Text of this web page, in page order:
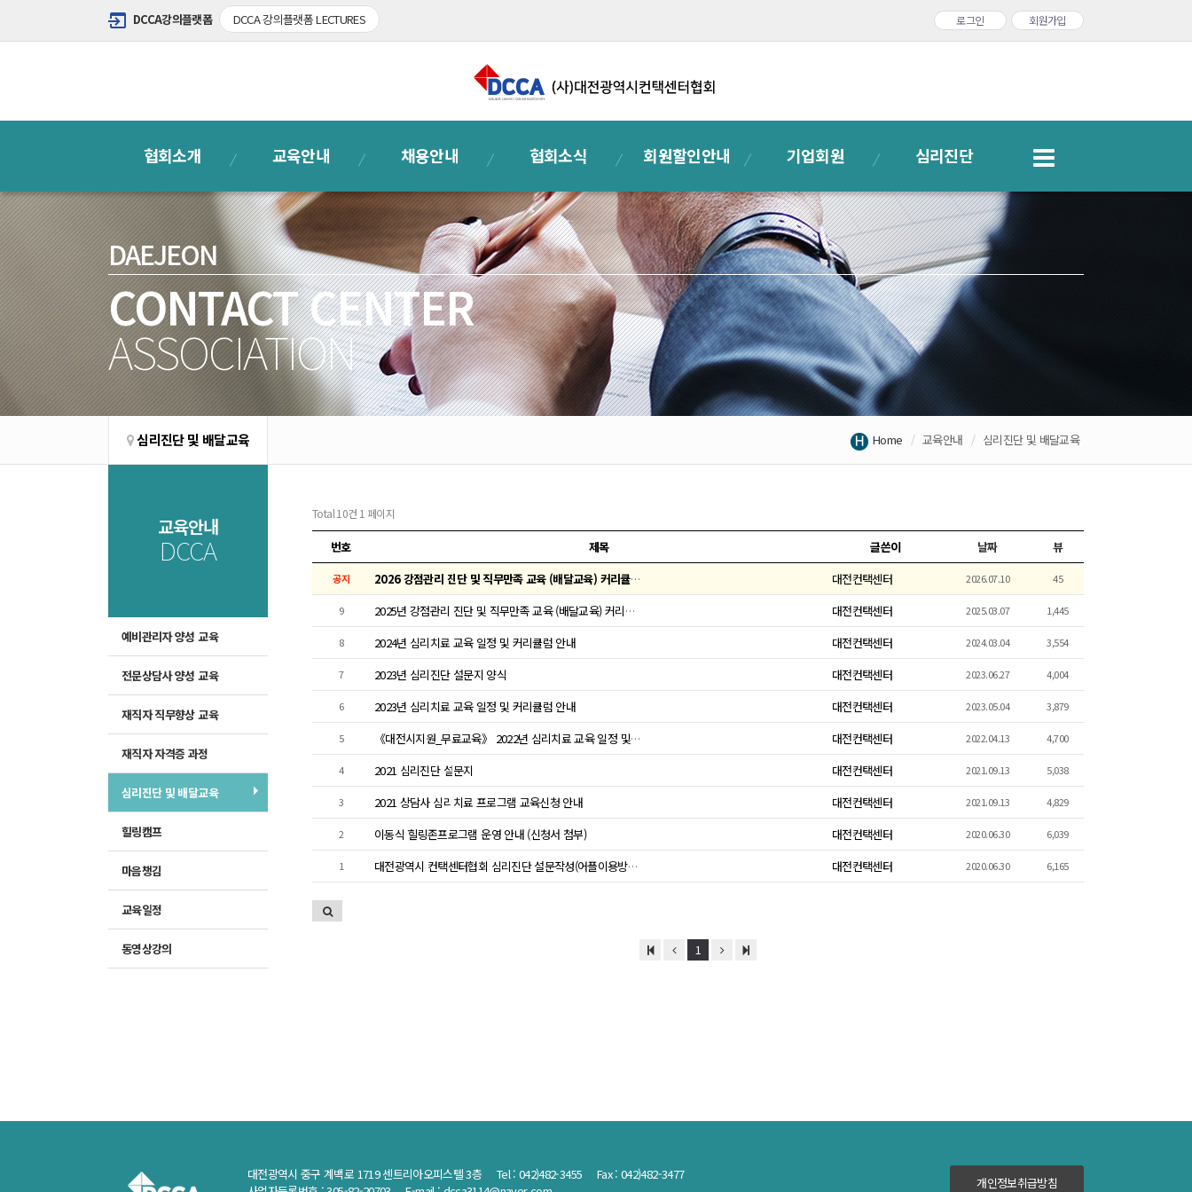
DCCA강의플랫폼 DCCA 강의플랫폼 LECTURES 회원가입
로그인
협회소개 교육안내 채용안내 협회소식 회원할인안내 기업회원 심리진단
DAEJEON
CONTACT CENTER
ASSOCIATION
심리진단 및 배달교육 Home 교육안내 심리진단 및 배달교육
교육안내
DCCA
예비관리자 양성 교육
전문상담사 양성 교육
재직자 직무향상 교육
재직자 자격증 과정
심리진단 및 배달교육
힐링캠프
마음챙김
교육일정
동영상강의
Total 10건 1 페이지
번호 제목 글쓴이 날짜 뷰
공지 2026 강점관리 진단 및 직무만족 교육 (배달교육) 커리큘럼 안내 대전컨택센터 2026.07.10 45
9 2025년 강점관리 진단 및 직무만족 교육 (배달교육) 커리큘럼 안내 대전컨택센터 2025.03.07 1,445
8 2024년 심리치료 교육 일정 및 커리큘럼 안내 대전컨택센터 2024.03.04 3,554
7 2023년 심리진단 설문지 양식 대전컨택센터 2023.06.27 4,004
6 2023년 심리치료 교육 일정 및 커리큘럼 안내 대전컨택센터 2023.05.04 3,879
5 《대전시지원_무료교육》 2022년 심리치료 교육 일정 및 커리큘럼 대전컨택센터 2022.04.13 4,700
4 2021 심리진단 설문지 대전컨택센터 2021.09.13 5,038
3 2021 상담사 심리치료 프로그램 교육신청 안내 대전컨택센터 2021.09.13 4,829
2 이동식 힐링존프로그램 운영 안내 (신청서 첨부) 대전컨택센터 2020.06.30 6,039
1 대전광역시 컨택센터협회 심리진단 설문작성(어플이용방법) 대전컨택센터 2020.06.30 6,165
1
대전광역시 중구 계백로 1719 센트리아오피스텔 3층 Tel :042)482-3455 Fax : 042)482-3477
개인정보취급방침